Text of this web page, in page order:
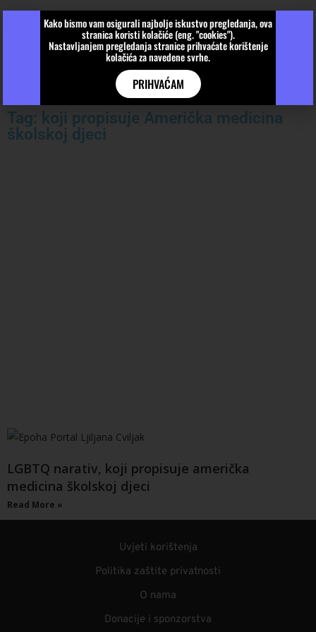
Tag: koji propisuje Američka medicina
školskoj djeci
LGBTQ narativ, koji propisuje američka
medicina školskoj djeci
Read More »
Uvjeti korištenja
Politika zaštite privatnosti
O nama
Donacije i sponzorstva
Kako bismo vam osigurali najbolje iskustvo pregledanja, ova
stranica koristi kolačiće (eng. "cookies").
Nastavljanjem pregledanja stranice prihvaćate korištenje
kolačića za navedene svrhe.
PRIHVAĆAM